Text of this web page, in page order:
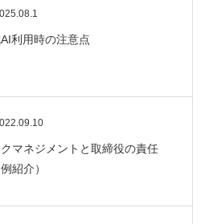
利用時の注意点
クマネジメントと取締役の責任
例紹介）